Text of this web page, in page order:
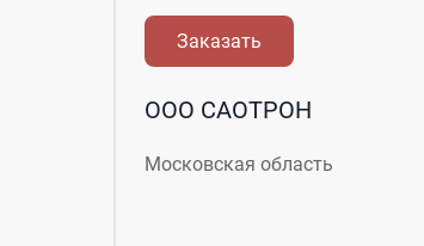
Заказать
ООО САОТРОН
Московская область